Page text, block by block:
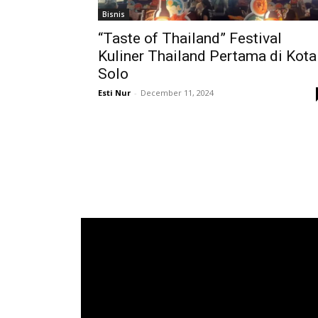
Bisnis
“Taste of Thailand” Festival
Kuliner Thailand Pertama di Kota
Solo
Esti Nur - December 11, 2024